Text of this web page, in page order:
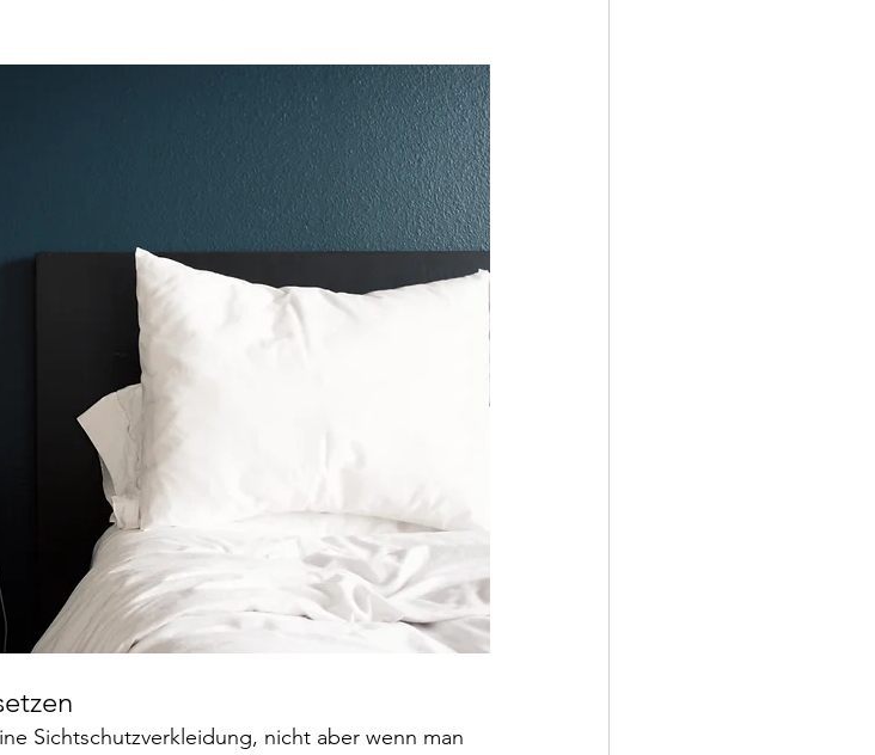
Sichtschutzverkleidung, nicht aber wenn man